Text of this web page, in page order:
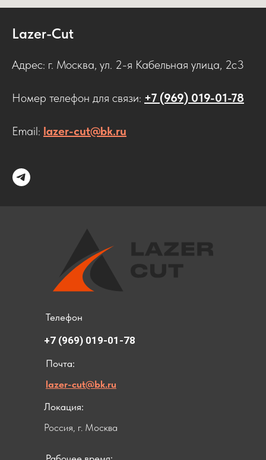
Lazer-Cut
Адрес: г. Москва, ул. 2-я Кабельная улица, 2с3
Номер телефон для связи: +7 (969) 019-01-78
Email: lazer-cut@bk.ru
Почта:
lazer-cut@bk.ru
Телефон
+7 (969) 019-01-78
Локация:
Россия, г. Москва